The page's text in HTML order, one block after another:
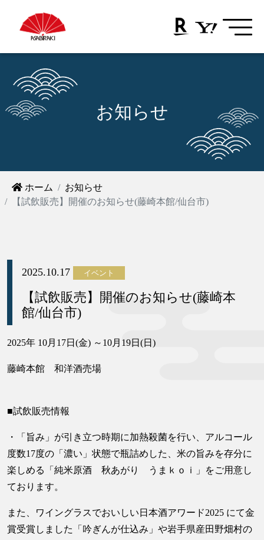
お知らせ
ホーム
お知らせ
【試飲販売】開催のお知らせ(藤崎本館/仙台市)
2025.10.17 イベント
【試飲販売】開催のお知らせ(藤崎本
館/仙台市)
2025年 10月17日(金) ～10月19日(日)
藤崎本館 和洋酒売場
■試飲販売情報
・「旨み」が引き立つ時期に加熱殺菌を行い、アルコール
度数17度の「濃い」状態で瓶詰めした、米の旨みを存分に
楽しめる「純米原酒 秋あがり うまｋｏｉ」をご用意し
ております。
また、ワイングラスでおいしい日本酒アワード2025 にて金
賞受賞しました「吟ぎんが仕込み」や岩手県産田野畑村の